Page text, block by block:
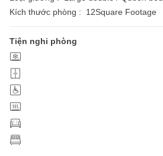
Kích thước phòng :
12Square Footage
Tiện nghi phòng